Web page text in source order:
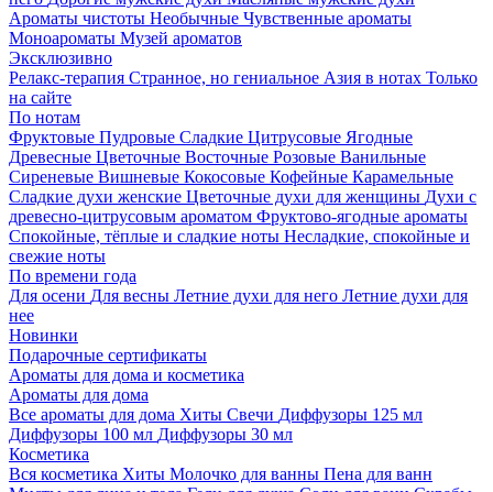
Ароматы чистоты Необычные Чувственные ароматы
Моноароматы Музей ароматов
Эксклюзивно
Релакс-терапия Странное, но гениальное Азия в нотах Только
на сайте
По нотам
Фруктовые Пудровые Сладкие Цитрусовые Ягодные
Древесные Цветочные Восточные Розовые Ванильные
Сиреневые Вишневые Кокосовые Кофейные Карамельные
Сладкие духи женские Цветочные духи для женщины Духи с
древесно-цитрусовым ароматом Фруктово-ягодные ароматы
Спокойные, тёплые и сладкие ноты Несладкие, спокойные и
свежие ноты
По времени года
Для осени Для весны Летние духи для него Летние духи для
нее
Новинки
Подарочные сертификаты
Ароматы для дома и косметика
Ароматы для дома
Все ароматы для дома Хиты Свечи Диффузоры 125 мл
Диффузоры 100 мл Диффузоры 30 мл
Косметика
Вся косметика Хиты Молочко для ванны Пена для ванн